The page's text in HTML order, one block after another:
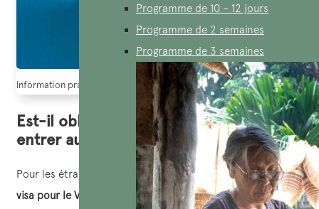
Programme de 10 – 12 jours
Programme de 2 semaines
Programme de 3 semaines
Information pratique sur visa pour le vietnam
Est-il obligatoire d’avoir un visa pour
entrer au Vietnam ?
Pour les étrangers de pays avec autorisation d’entrée, le
visa pour le Vietnam
est obligatoire. Cependant, des